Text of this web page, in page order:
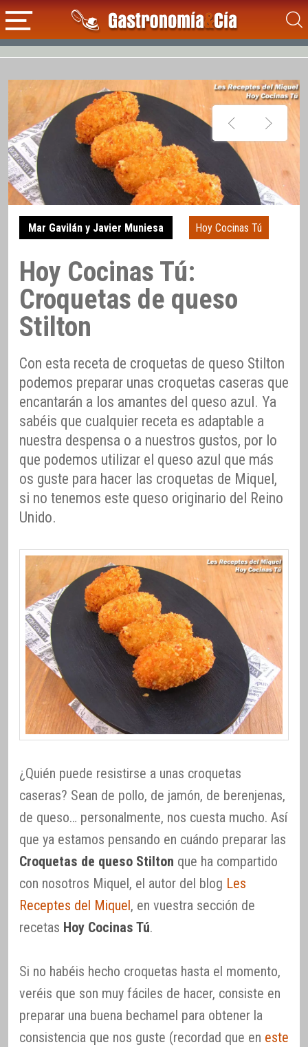
Mar Gavilán y Javier Muniesa Hoy Cocinas Tú
Hoy Cocinas Tú:
Croquetas de queso
Stilton
Con esta receta de croquetas de queso Stilton
podemos preparar unas croquetas caseras que
encantarán a los amantes del queso azul. Ya
sabéis que cualquier receta es adaptable a
nuestra despensa o a nuestros gustos, por lo
que podemos utilizar el queso azul que más
os guste para hacer las croquetas de Miquel,
si no tenemos este queso originario del Reino
Unido.
¿Quién puede resistirse a unas croquetas
caseras? Sean de pollo, de jamón, de berenjenas,
de queso… personalmente, nos cuesta mucho. Así
que ya estamos pensando en cuándo preparar las
Croquetas de queso Stilton que ha compartido
con nosotros Miquel, el autor del blog Les
Receptes del Miquel, en vuestra sección de
recetas Hoy Cocinas Tú.
Si no habéis hecho croquetas hasta el momento,
veréis que son muy fáciles de hacer, consiste en
preparar una buena bechamel para obtener la
consistencia que nos guste (recordad que en este